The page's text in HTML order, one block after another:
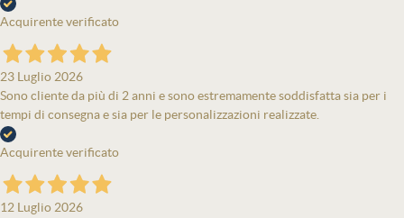
Acquirente verificato
23 Luglio 2026
Sono cliente da più di 2 anni e sono estremamente soddisfatta sia per i
tempi di consegna e sia per le personalizzazioni realizzate.
Acquirente verificato
12 Luglio 2026